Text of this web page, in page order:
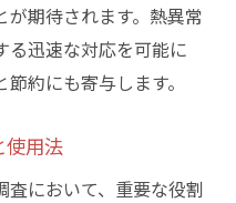
期待されます。熱異常
る迅速な対応を可能に
約にも寄与します。
使用法
査において、重要な役割